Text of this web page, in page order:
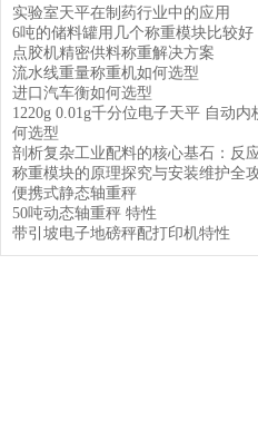
实验室天平在制药行业中的应用
6吨的储料罐用几个称重模块比较好
点胶机精密供料称重解决方案
流水线重量称重机如何选型
进口汽车衡如何选型
1220g 0.01g千分位电子天平 自动内
何选型
剖析复杂工业配料的核心基石：反
称重模块的原理探究与安装维护全
便携式静态轴重秤
50吨动态轴重秤 特性
带引坡电子地磅秤配打印机特性